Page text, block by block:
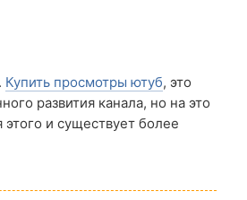
Купить просмотры ютуб, это
развития канала, но на это
и существует более